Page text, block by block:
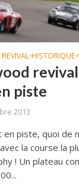
•HISTORIQUE•
piste
2013
en piste, quoi de
la course la
! Un plateau